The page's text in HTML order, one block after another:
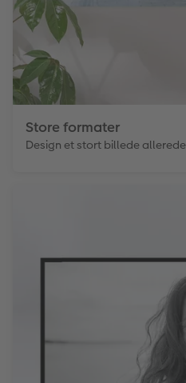
Store formater
Design et stort billede